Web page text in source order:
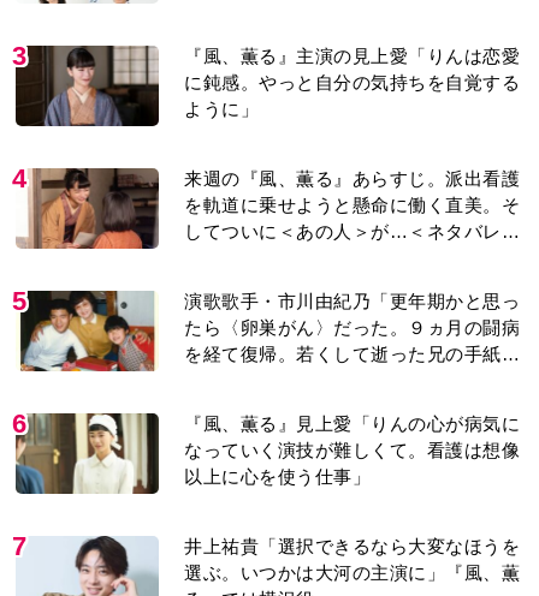
3
『風、薫る』主演の見上愛「りんは恋愛
に鈍感。やっと自分の気持ちを自覚する
ように」
4
来週の『風、薫る』あらすじ。派出看護
を軌道に乗せようと懸命に働く直美。そ
してついに＜あの人＞が…＜ネタバレあ
5
演歌歌手・市川由紀乃「更年期かと思っ
たら〈卵巣がん〉だった。９ヵ月の闘病
を経て復帰。若くして逝った兄の手紙を
6
『風、薫る』見上愛「りんの心が病気に
なっていく演技が難しくて。看護は想像
以上に心を使う仕事」
7
井上祐貴「選択できるなら大変なほうを
選ぶ。いつかは大河の主演に」『風、薫